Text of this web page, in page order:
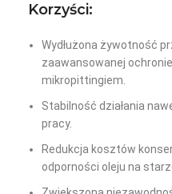
Korzyści:
Wydłużona żywotność
zaawansowanej
mikropittingiem.
Stabilność działania
pracy.
Redukcja kosztów
odporności oleju na